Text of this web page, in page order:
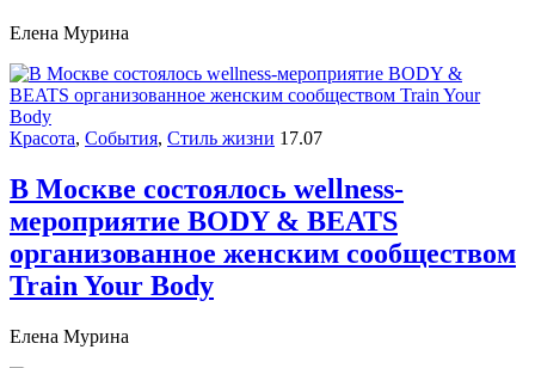
Елена Мурина
Красота, События, Стиль жизни 17.07
В Москве состоялось wellness-
мероприятие BODY & BEATS
организованное женским сообществом
Train Your Body
Елена Мурина